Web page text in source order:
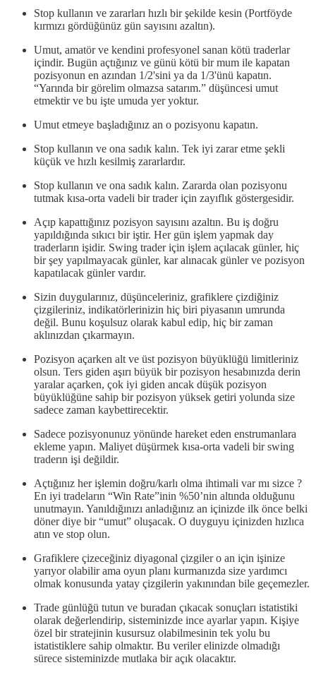
Stop kullanın ve zararları hızlı bir şekilde kesin (Portföyde
kırmızı gördüğünüz gün sayısını azaltın).
Umut, amatör ve kendini profesyonel sanan kötü traderlar
içindir. Bugün açtığınız ve günü kötü bir mum ile kapatan
pozisyonun en azından 1/2'sini ya da 1/3'ünü kapatın.
“Yarında bir görelim olmazsa satarım.” düşüncesi umut
etmektir ve bu işte umuda yer yoktur.
Umut etmeye başladığınız an o pozisyonu kapatın.
Stop kullanın ve ona sadık kalın. Tek iyi zarar etme şekli
küçük ve hızlı kesilmiş zararlardır.
Stop kullanın ve ona sadık kalın. Zararda olan pozisyonu
tutmak kısa-orta vadeli bir trader için zayıflık göstergesidir.
Açıp kapattığınız pozisyon sayısını azaltın. Bu iş doğru
yapıldığında sıkıcı bir iştir. Her gün işlem yapmak day
traderların işidir. Swing trader için işlem açılacak günler, hiç
bir şey yapılmayacak günler, kar alınacak günler ve pozisyon
kapatılacak günler vardır.
Sizin duygularınız, düşünceleriniz, grafiklere çizdiğiniz
çizgileriniz, indikatörlerinizin hiç biri piyasanın umrunda
değil. Bunu koşulsuz olarak kabul edip, hiç bir zaman
aklınızdan çıkarmayın.
Pozisyon açarken alt ve üst pozisyon büyüklüğü limitleriniz
olsun. Ters giden aşırı büyük bir pozisyon hesabınızda derin
yaralar açarken, çok iyi giden ancak düşük pozisyon
büyüklüğüne sahip bir pozisyon yüksek getiri yolunda size
sadece zaman kaybettirecektir.
Sadece pozisyonunuz yönünde hareket eden enstrumanlara
ekleme yapın. Maliyet düşürmek kısa-orta vadeli bir swing
traderın işi değildir.
Açtığınız her işlemin doğru/karlı olma ihtimali var mı sizce ?
En iyi tradeların “Win Rate”inin %50’nin altında olduğunu
unutmayın. Yanıldığınızı anladığınız an içinizde ilk önce belki
döner diye bir “umut” oluşacak. O duyguyu içinizden hızlıca
atın ve stop olun.
Grafiklere çizeceğiniz diyagonal çizgiler o an için işinize
yarıyor olabilir ama oyun planı kurmanızda size yardımcı
olmak konusunda yatay çizgilerin yakınından bile geçemezler.
Trade günlüğü tutun ve buradan çıkacak sonuçları istatistiki
olarak değerlendirip, sisteminizde ince ayarlar yapın. Kişiye
özel bir stratejinin kusursuz olabilmesinin tek yolu bu
istatistiklere sahip olmaktır. Bu veriler elinizde olmadığı
sürece sisteminizde mutlaka bir açık olacaktır.